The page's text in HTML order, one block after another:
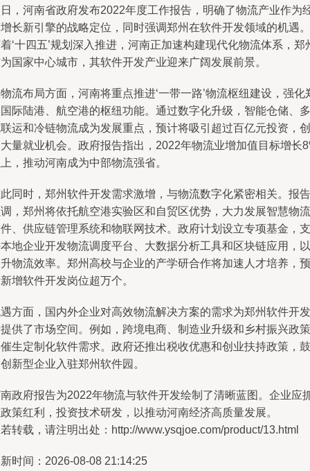
，河南省政府发布2022年度工作报告，明确了物流产业作为
长新引擎的战略定位，同时强调郑州在软件开发领域的机遇。
‘十四五’规划深入推进，河南正加速构建现代化物流体系，郑
国家中心城市，其软件开发产业迎来广阔发展前景。
流布局方面，河南将重点推进‘一带一路’物流枢纽建设，强化
际陆港、航空港的枢纽功能。通过数字化升级，智能仓储、多
运和冷链物流成为发展重点，预计将吸引超过百亿元投资，创
量就业机会。政府报告指出，2022年物流业增加值目标增长
，推动河南成为中部物流强省。
同时，郑州软件开发需求激增，与物流数字化紧密相关。报告
，郑州将依托航空港实验区和自贸区优势，大力发展智慧物流
、供应链管理系统和物联网技术。政府计划设立专项基金，支
地企业开发物流调度平台、大数据分析工具和区块链应用，以
物流效率。郑州高校与企业的产学研合作将加速人才培养，预
增软件开发岗位超万个。
方面，国内外企业对高效物流解决方案的需求为郑州软件开发
供了市场空间。例如，跨境电商、制造业升级和乡村振兴政策
生定制化软件需求。政府还推出税收优惠和创业扶持政策，鼓
新型企业入驻郑州软件园。
政府报告为2022年物流与软件开发绘制了清晰蓝图。企业应
策红利，投资技术研发，以推动河南经济高质量发展。
转载，请注明出处：http://www.ysqjoe.com/product/13.html
时间：2026-08-08 21:14:25